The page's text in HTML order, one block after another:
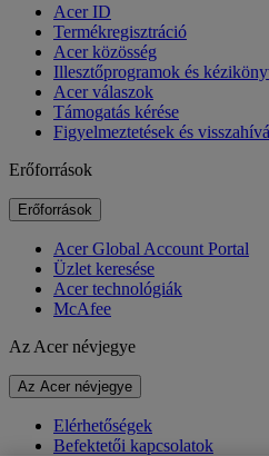
Acer ID
Termékregisztráció
Acer közösség
Illesztőprogramok és
Acer válaszok
Támogatás kérése
Figyelmeztetések és
Erőforrások
Erőforrások
Acer Global Account Portal
Üzlet keresése
Acer technológiák
McAfee
Az Acer névjegye
Az Acer névjegye
Elérhetőségek
Befektetői kapcsolatok